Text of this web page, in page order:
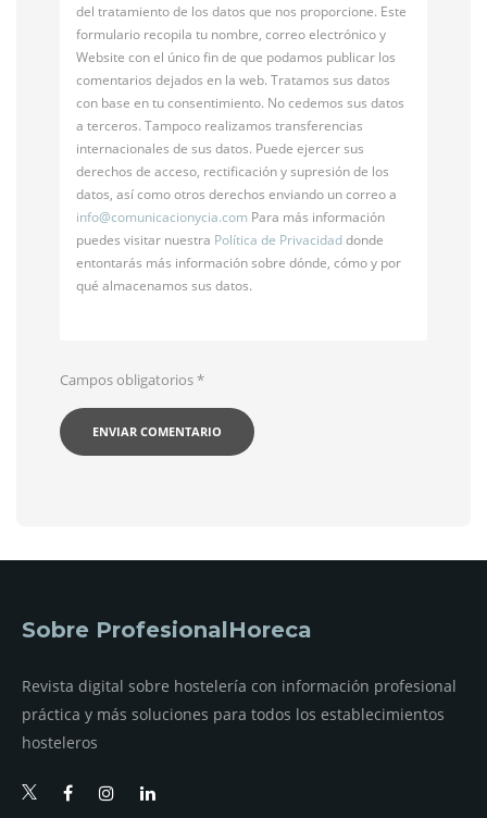
del tratamiento de los datos que nos proporcione. Este
formulario recopila tu nombre, correo electrónico y
Website con el único fin de que podamos publicar los
comentarios dejados en la web. Tratamos sus datos
con base en tu consentimiento. No cedemos sus datos
a terceros. Tampoco realizamos transferencias
internacionales de sus datos. Puede ejercer sus
derechos de acceso, rectificación y supresión de los
datos, así como otros derechos enviando un correo a
info@comunicacionycia.com Para más información
puedes visitar nuestra Política de Privacidaddonde
entontarás más información sobre dónde, cómo y por
qué almacenamos sus datos.
Campos obligatorios*
Sobre ProfesionalHoreca
Revista digital sobre hostelería con información profesional
práctica y más soluciones para todos los establecimientos
hosteleros